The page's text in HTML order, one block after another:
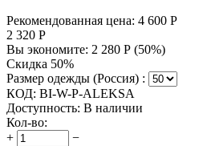
Рекомендованная цена: 4 600 Р
2 320 Р
Вы экономите: 2 280 Р (50%)
Скидка 50%
Размер одежды (Россия) :
КОД: BI-W-P-ALEKSA
Доступность: В наличии
Кол-во:
+
−